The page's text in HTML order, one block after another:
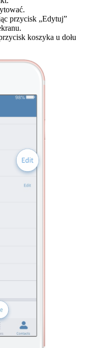
przycisk „Edytuj”
koszyka u dołu